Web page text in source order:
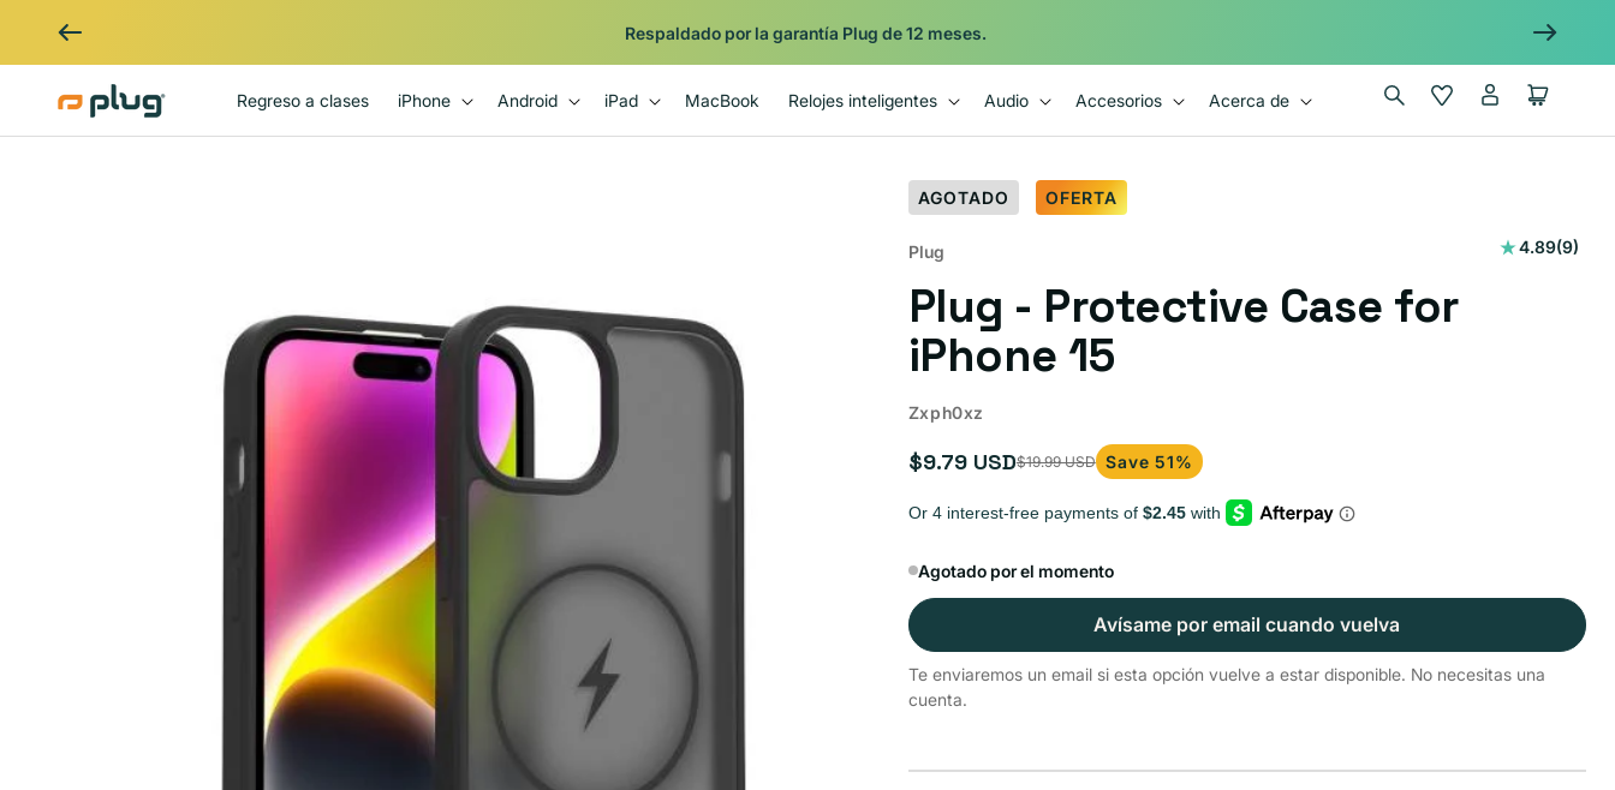
Respaldado por la garantía Plug de 12 meses.
Regreso a clases iPhone Android iPad MacBook Relojes inteligentes Audio Accesorios Acerca de Wishlist
sesión
Carrito
AGOTADO OFERTA
Plug 4.89(9)
9
Plug - Protective Case for
iPhone 15
Zxph0xz
Precio
$9.79 USD
Precio
$19.99 USD Save 51%
Agotado por el momento
Avísame por email cuando vuelva
Te enviaremos un email si esta opción vuelve a estar disponible. No necesitas una
cuenta.